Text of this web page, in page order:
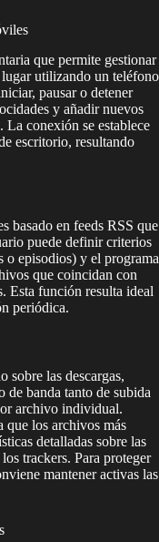
que permite gestionar
lugar utilizando un teléfono
pausar o detener
y añadir nuevos
La conexión se establece
escritorio, resultando
basado en feeds RSS que
puede definir criterios
o episodios) y el programa
que coincidan con
Esta función resulta ideal
periódica.
sobre las descargas,
banda tanto de subida
archivo individual.
que los archivos más
detalladas sobre las
trackers. Para proteger
mantener activas las